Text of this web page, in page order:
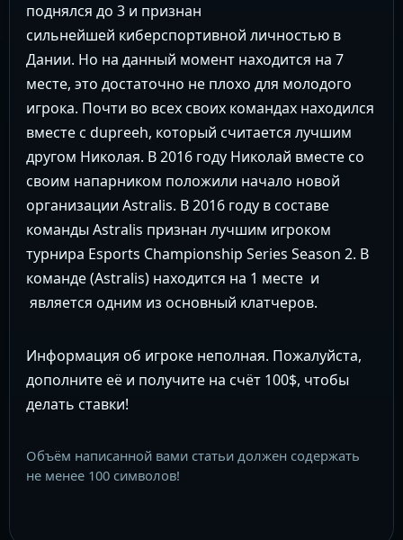
поднялся до 3 и признан
сильнейшей киберспортивной личностью в
Дании. Но на данный момент находится на 7
месте, это достаточно не плохо для молодого
игрока. Почти во всех своих командах находился
вместе с dupreeh, который считается лучшим
другом Николая. В 2016 году Николай вместе со
своим напарником положили начало новой
организации Astralis. В 2016 году в составе
команды Astralis признан лучшим игроком
турнира Esports Championship Series Season 2. В
команде (Astralis) находится на 1 месте и
является одним из основный клатчеров.
Информация об игроке неполная. Пожалуйста,
дополните её и получите на счёт 100$, чтобы
делать ставки!
Объём написанной вами статьи должен содержать
не менее 100 символов!